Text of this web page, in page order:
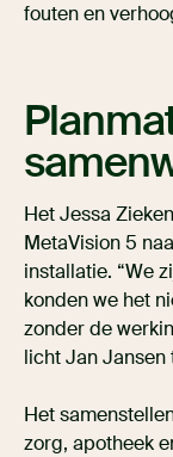
fouten en
Het Jessa
MetaVision 5
installatie. “We
konden we het
zonder de
licht Jan Jansen
Het
zorg, apotheek